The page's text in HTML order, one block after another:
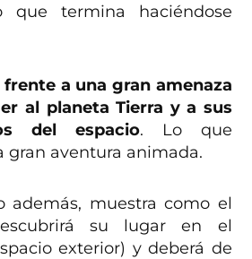
que termina haciéndose
a una gran amenaza
al planeta Tierra y a sus
del espacio. Lo que
gran aventura animada.
además, muestra como el
su lugar en el
exterior) y deberá de